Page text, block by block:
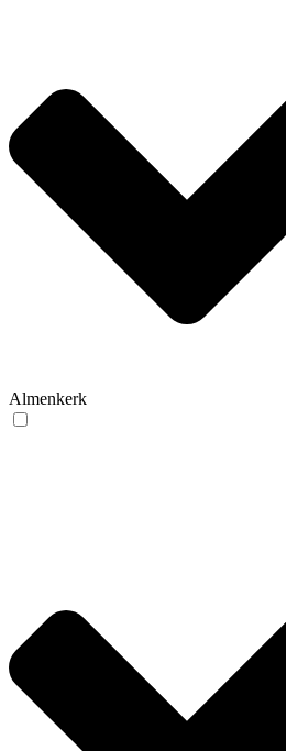
Almenkerk